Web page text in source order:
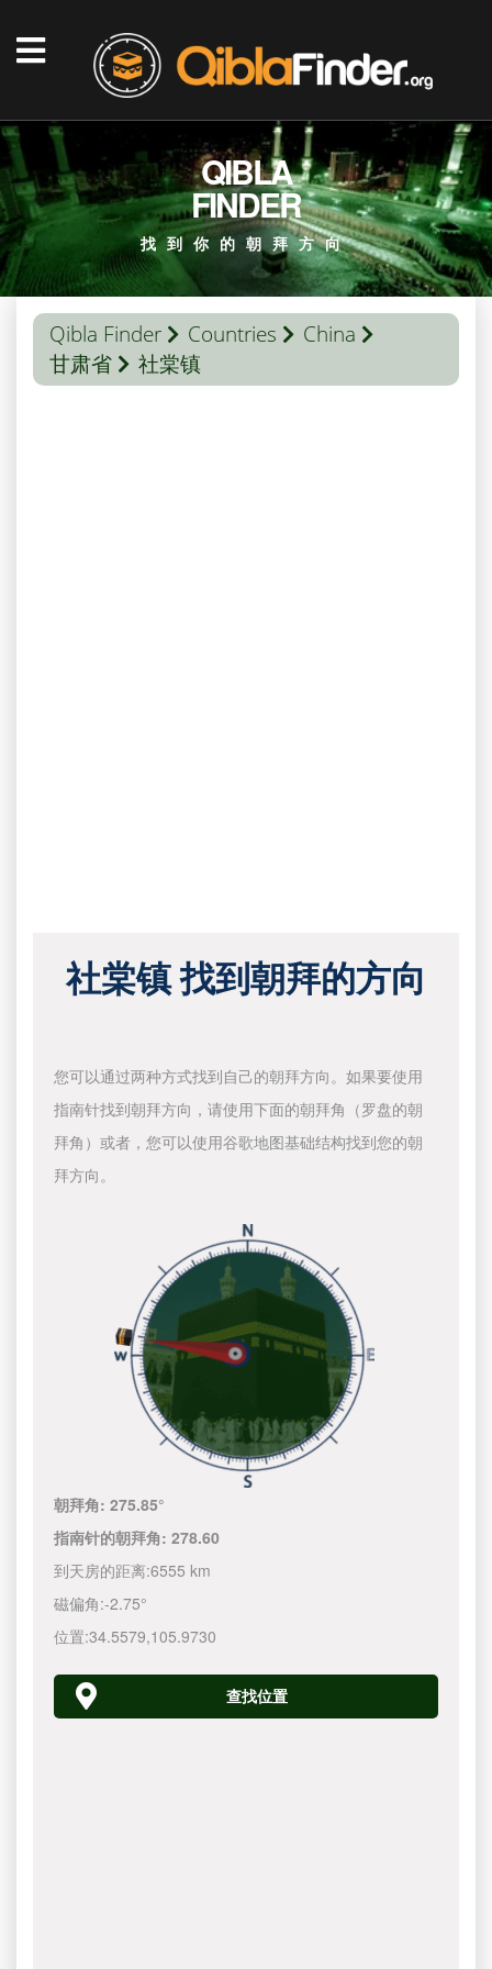
QIBLA
FINDER
找到你的朝拜方向
Qibla Finder Countries
China
甘肃省
社棠镇
社棠镇 找到朝拜的方向
您可以通过两种方式找到自己的朝拜方向。如果要使用
指南针找到朝拜方向，请使用下面的朝拜角（罗盘的朝
拜角）或者，您可以使用谷歌地图基础结构找到您的朝
拜方向。
朝拜角:275.85°
指南针的朝拜角:278.60
到天房的距离:6555 km
磁偏角:-2.75°
位置:34.5579,105.9730
查找位置